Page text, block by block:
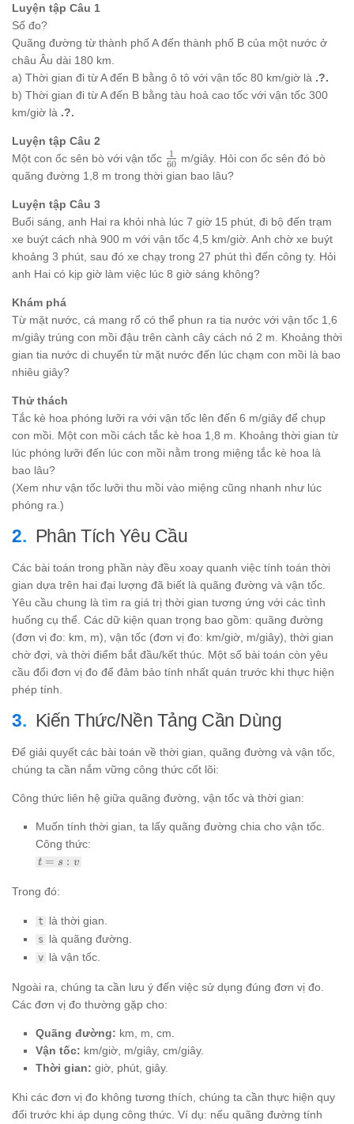
Luyện tập Câu 1
Số đo?
Quãng đường từ thành phố A đến thành phố B của một nước ở
châu Âu dài 180 km.
a) Thời gian đi từ A đến B bằng ô tô với vận tốc 80 km/giờ là .?.
b) Thời gian đi từ A đến B bằng tàu hoả cao tốc với vận tốc 300
km/giờ là .?.
Luyện tập Câu 2
Một con ốc sên bò với vận tốc \frac{1}
{{60}}
60
1
m/giây. Hỏi con ốc sên đó bò
quãng đường 1,8 m trong thời gian bao lâu?
Luyện tập Câu 3
Buổi sáng, anh Hai ra khỏi nhà lúc 7 giờ 15 phút, đi bộ đến trạm
xe buýt cách nhà 900 m với vận tốc 4,5 km/giờ. Anh chờ xe buýt
khoảng 3 phút, sau đó xe chạy trong 27 phút thì đến công ty. Hỏi
anh Hai có kịp giờ làm việc lúc 8 giờ sáng không?
Khám phá
Từ mặt nước, cá mang rổ có thể phun ra tia nước với vận tốc 1,6
m/giây trúng con mồi đậu trên cành cây cách nó 2 m. Khoảng thời
gian tia nước di chuyển từ mặt nước đến lúc chạm con mồi là bao
nhiêu giây?
Thử thách
Tắc kè hoa phóng lưỡi ra với vận tốc lên đến 6 m/giây để chụp
con mồi. Một con mồi cách tắc kè hoa 1,8 m. Khoảng thời gian từ
lúc phóng lưỡi đến lúc con mồi nằm trong miệng tắc kè hoa là
bao lâu?
(Xem như vận tốc lưỡi thu mồi vào miệng cũng nhanh như lúc
phóng ra.)
Phân Tích Yêu Cầu
Các bài toán trong phần này đều xoay quanh việc tính toán thời
gian dựa trên hai đại lượng đã biết là quãng đường và vận tốc.
Yêu cầu chung là tìm ra giá trị thời gian tương ứng với các tình
huống cụ thể. Các dữ kiện quan trọng bao gồm: quãng đường
(đơn vị đo: km, m), vận tốc (đơn vị đo: km/giờ, m/giây), thời gian
chờ đợi, và thời điểm bắt đầu/kết thúc. Một số bài toán còn yêu
cầu đổi đơn vị đo để đảm bảo tính nhất quán trước khi thực hiện
phép tính.
Kiến Thức/Nền Tảng Cần Dùng
Để giải quyết các bài toán về thời gian, quãng đường và vận tốc,
chúng ta cần nắm vững công thức cốt lõi:
Công thức liên hệ giữa quãng đường, vận tốc và thời gian:
Muốn tính thời gian, ta lấy quãng đường chia cho vận tốc.
Công thức:
t
s
:
t = s : v
Trong đó:
t là thời gian.
s là quãng đường.
v là vận tốc.
Ngoài ra, chúng ta cần lưu ý đến việc sử dụng đúng đơn vị đo.
Các đơn vị đo thường gặp cho:
Quãng đường: km, m, cm.
Vận tốc: km/giờ, m/giây, cm/giây.
Thời gian: giờ, phút, giây.
Khi các đơn vị đo không tương thích, chúng ta cần thực hiện quy
đổi trước khi áp dụng công thức. Ví dụ: nếu quãng đường tính